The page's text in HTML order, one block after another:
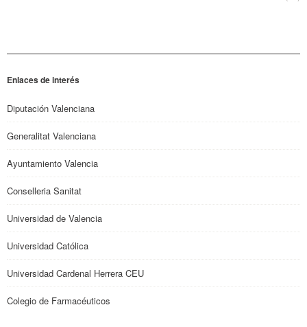
Enlaces de interés
Diputación Valenciana
Generalitat Valenciana
Ayuntamiento Valencia
Conselleria Sanitat
Universidad de Valencia
Universidad Católica
Universidad Cardenal Herrera CEU
Colegio de Farmacéuticos